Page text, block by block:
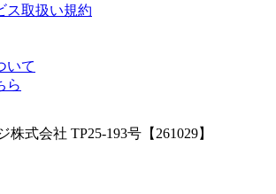
ス取扱い規約
いて
ら
式会社 TP25-193号【261029】